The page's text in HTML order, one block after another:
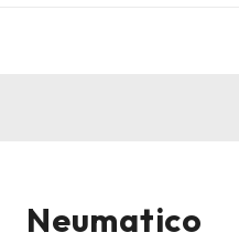
Neumatico